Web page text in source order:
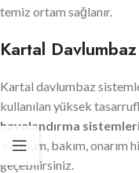
temiz ortam sağlanır.
Kartal
Kartal davlumbaz
kullanılan yüksek
havalandırma
kurulum, bakım,
geçebilirsiniz.